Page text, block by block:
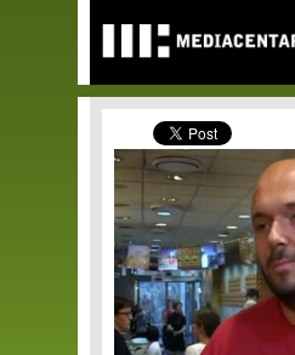
main
content